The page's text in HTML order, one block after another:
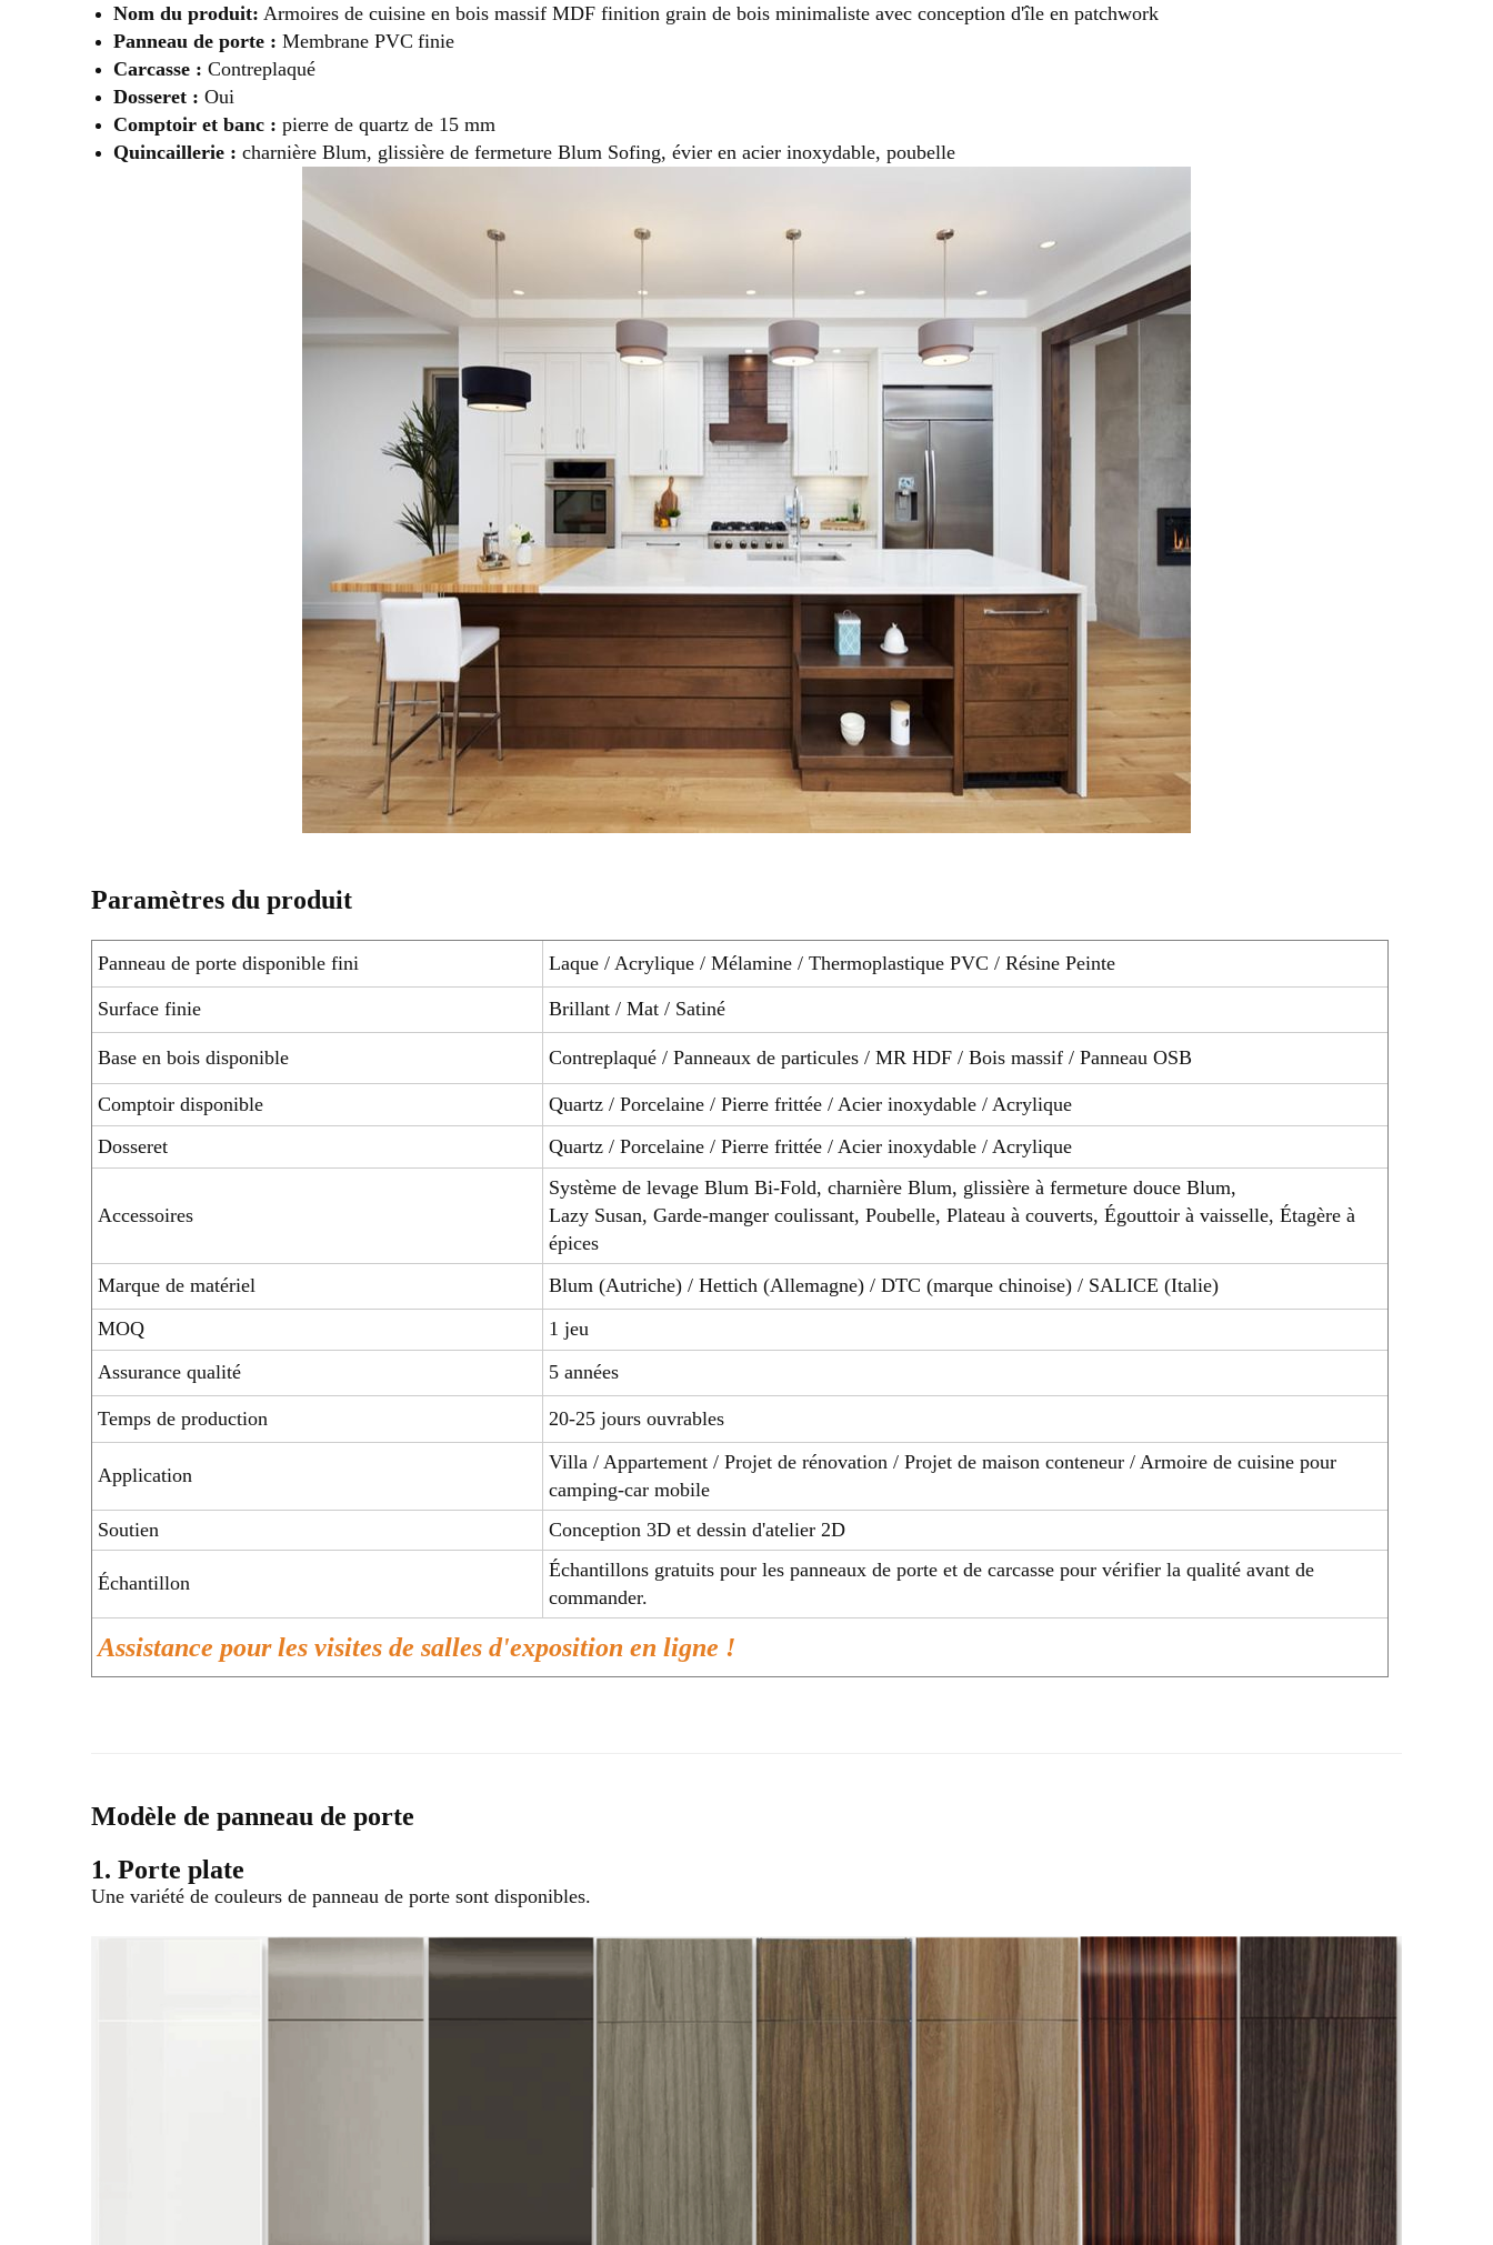
Nom du produit: Armoires de cuisine en bois massif MDF finition grain de bois minimaliste avec conception d'île en patchwork
Panneau de porte : Membrane PVC finie
Carcasse : Contreplaqué
Dosseret : Oui
Comptoir et banc : pierre de quartz de 15 mm
Quincaillerie : charnière Blum, glissière de fermeture Blum Sofing, évier en acier inoxydable, poubelle
Paramètres du produit
Panneau de porte disponible fini Laque / Acrylique / Mélamine / Thermoplastique PVC / Résine Peinte
Surface finie Brillant / Mat / Satiné
Base en bois disponible Contreplaqué / Panneaux de particules / MR HDF / Bois massif / Panneau OSB
Comptoir disponible
Quartz / Porcelaine / Pierre frittée / Acier inoxydable / Acrylique
Dosseret
Quartz / Porcelaine / Pierre frittée / Acier inoxydable / Acrylique
Accessoires
Système de levage Blum Bi-Fold, charnière Blum, glissière à fermeture douce Blum,
Lazy Susan, Garde-manger coulissant, Poubelle, Plateau à couverts, Égouttoir à vaisselle, Étagère à
épices
Marque de matériel
Blum (Autriche) / Hettich (Allemagne) / DTC (marque chinoise) / SALICE (Italie)
MOQ
1 jeu
Assurance qualité
5 années
Temps de production 20-25 jours ouvrables
Application
Villa / Appartement / Projet de rénovation / Projet de maison conteneur / Armoire de cuisine pour
camping-car mobile
Soutien
Conception 3D et dessin d'atelier 2D
Échantillon
Échantillons gratuits pour les panneaux de porte et de carcasse pour vérifier la qualité avant de
commander.
Assistance pour les visites de salles d'exposition en ligne !
Modèle de panneau de porte
1. Porte plate
Une variété de couleurs de panneau de porte sont disponibles.